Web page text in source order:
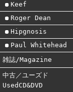
Keef
Roger Dean
Hipgnosis
Paul Whitehead
雑誌/Magazine
中古／ユーズド
UsedCD&DVD